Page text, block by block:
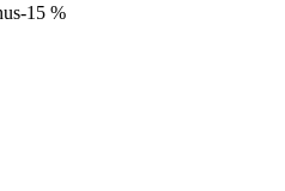
-15 %